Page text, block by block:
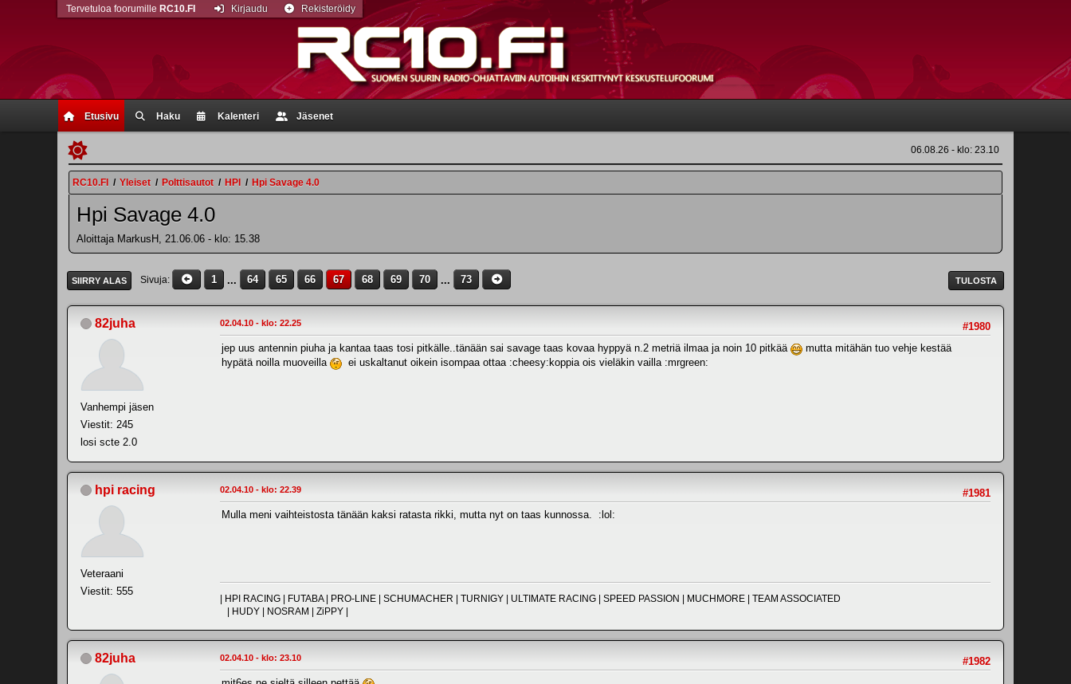
Etusivu Haku Kalenteri Jäsenet
Tervetuloa foorumille RC10.FI Kirjaudu Rekisteröidy
06.08.26 - klo: 23.10
RC10.FI / Yleiset / Polttisautot / HPI / Hpi Savage 4.0
Hpi Savage 4.0
Aloittaja MarkusH, 21.06.06 - klo: 15.38
TULOSTA
SIIRRY ALAS Sivuja 1 ... 64 65 66 67 68 69 70 ... 73
82juha
Vanhempi jäsen
Viestit: 245
losi scte 2.0
#1980
02.04.10 - klo: 22.25
jep uus antennin piuha ja kantaa taas tosi pitkälle..tänään sai savage taas kovaa hyppyä n.2 metriä ilmaa ja noin 10 pitkää
mutta mitähän tuo vehje kestää
hypätä noilla muoveilla
ei uskaltanut oikein isompaa ottaa :cheesy:koppia ois vieläkin vailla :mrgreen:
hpi racing
Veteraani
Viestit: 555
#1981
02.04.10 - klo: 22.39
Mulla meni vaihteistosta tänään kaksi ratasta rikki, mutta nyt on taas kunnossa. :lol:
| HPI RACING | FUTABA | PRO-LINE | SCHUMACHER | TURNIGY | ULTIMATE RACING | SPEED PASSION | MUCHMORE | TEAM ASSOCIATED
| HUDY | NOSRAM | ZiPPY |
82juha #1982
02.04.10 - klo: 23.10